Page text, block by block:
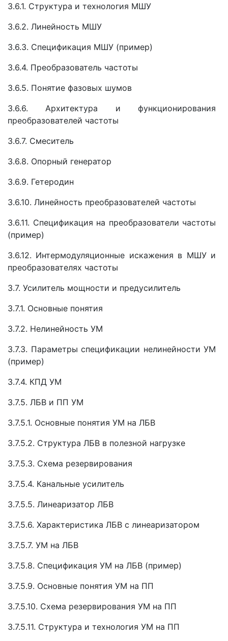
3.6.1. Структура и технология МШУ
3.6.2. Линейность МШУ
3.6.3. Спецификация МШУ (пример)
3.6.4. Преобразователь частоты
3.6.5. Понятие фазовых шумов
3.6.6. Архитектура и функционирования
преобразователей частоты
3.6.7. Смеситель
3.6.8. Опорный генератор
3.6.9. Гетеродин
3.6.10. Линейность преобразователей частоты
3.6.11. Спецификация на преобразователи частоты
(пример)
3.6.12. Интермодуляционные искажения в МШУ и
преобразователях частоты
3.7. Усилитель мощности и предусилитель
3.7.1. Основные понятия
3.7.2. Нелинейность УМ
3.7.3. Параметры спецификации нелинейности УМ
(пример)
3.7.4. КПД УМ
3.7.5. ЛБВ и ПП УМ
3.7.5.1. Основные понятия УМ на ЛБВ
3.7.5.2. Структура ЛБВ в полезной нагрузке
3.7.5.3. Схема резервирования
3.7.5.4. Канальные усилитель
3.7.5.5. Линеаризатор ЛБВ
3.7.5.6. Характеристика ЛБВ с линеаризатором
3.7.5.7. УМ на ЛБВ
3.7.5.8. Спецификация УМ на ЛБВ (пример)
3.7.5.9. Основные понятия УМ на ПП
3.7.5.10. Схема резервирования УМ на ПП
3.7.5.11. Структура и технология УМ на ПП